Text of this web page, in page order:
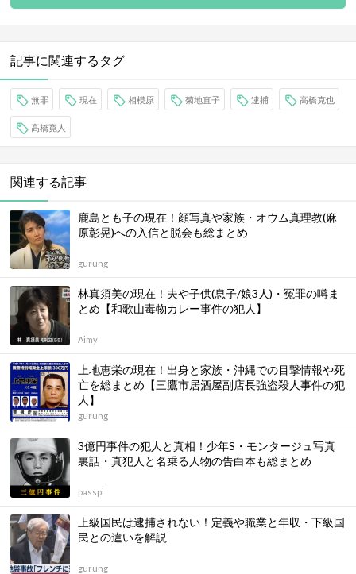
記事に関連するタグ
無罪 現在 相模原 菊地直子 逮捕 高橋克也
高橋寛人
関連する記事
鹿島とも子の現在！顔写真や家族・オウム真理教(麻
原彰晃)への入信と脱会も総まとめ
gurung
林真須美の現在！夫や子供(息子/娘3人)・冤罪の噂ま
とめ【和歌山毒物カレー事件の犯人】
Aimy
上地恵栄の現在！出身と家族・沖縄での目撃情報や死
亡を総まとめ【三鷹市居酒屋副店長強盗殺人事件の犯
人】
gurung
3億円事件の犯人と真相！少年S・モンタージュ写真
裏話・真犯人と名乗る人物の告白本も総まとめ
passpi
上級国民は逮捕されない！定義や職業と年収・下級国
民との違いを解説
gurung